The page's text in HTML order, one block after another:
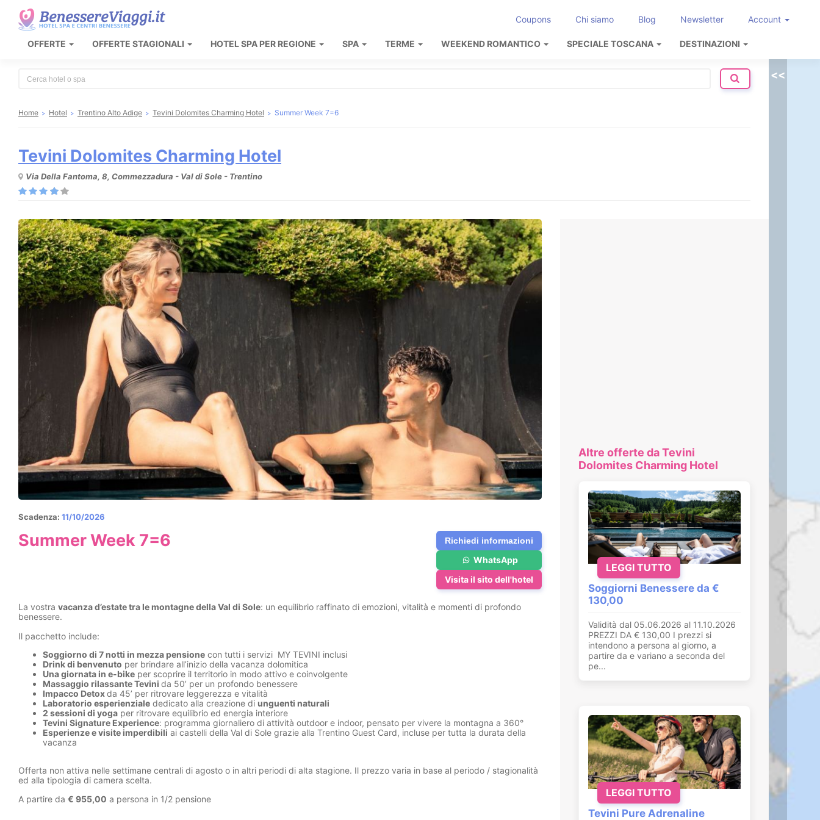
Coupons Chi siamo Blog Newsletter Account
OFFERTE OFFERTE STAGIONALI HOTEL SPA PER REGIONE SPA TERME WEEKEND ROMANTICO SPECIALE TOSCANA DESTINAZIONI
Home Hotel Trentino Alto Adige Tevini Dolomites Charming Hotel Summer Week 7=6
Tevini Dolomites Charming Hotel
Via Della Fantoma, 8, Commezzadura - Val di Sole - Trentino
Scadenza: 11/10/2026
Summer Week 7=6 Richiedi informazioni
WhatsApp
Visita il sito dell'hotel
La vostra vacanza d’estate tra le montagne della Val di Sole: un equilibrio raffinato di emozioni, vitalità e momenti di profondo
benessere.
Il pacchetto include:
Soggiorno di 7 notti in mezza pensione con tutti i servizi MY TEVINI inclusi
Drink di benvenuto per brindare all’inizio della vacanza dolomitica
Una giornata in e-bike per scoprire il territorio in modo attivo e coinvolgente
Massaggio rilassante Tevini da 50’ per un profondo benessere
Impacco Detoxda 45’ per ritrovare leggerezza e vitalità
Laboratorio esperienziale dedicato alla creazione di unguenti naturali
2 sessioni di yoga per ritrovare equilibrio ed energia interiore
Tevini Signature Experience: programma giornaliero di attività outdoor e indoor, pensato per vivere la montagna a 360°
Esperienze e visite imperdibili ai castelli della Val di Sole grazie alla Trentino Guest Card, incluse per tutta la durata della
vacanza
Offerta non attiva nelle settimane centrali di agosto o in altri periodi di alta stagione. Il prezzo varia in base al periodo / stagionalità
ed alla tipologia di camera scelta.
A partire da € 955,00 a persona in 1/2 pensione
Altre offerte da Tevini
Dolomites Charming Hotel
Soggiorni Benessere da €
130,00
Validità dal 05.06.2026 al 11.10.2026
PREZZI DA € 130,00 I prezzi si
intendono a persona al giorno, a
partire da e variano a seconda del
pe...
LEGGI TUTTO
Tevini Pure Adrenaline
LEGGI TUTTO
<<